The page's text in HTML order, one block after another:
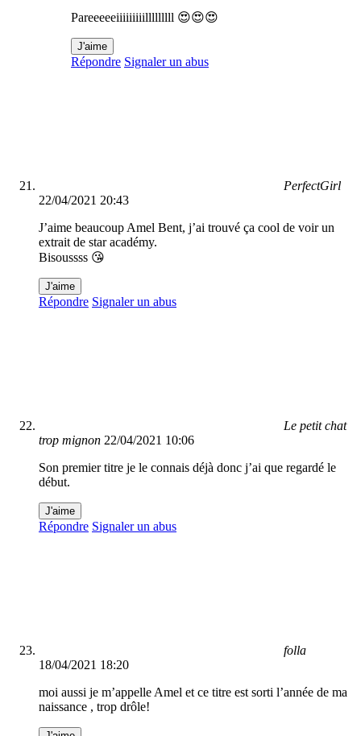
Pareeeeeiiiiiiiiilllllllll 😍😍😍
J'aime
Répondre Signaler un abus
PerfectGirl
22/04/2021 20:43
J’aime beaucoup Amel Bent, j’ai trouvé ça cool de voir un
extrait de star académy.
Bisoussss 😘
J'aime
Répondre Signaler un abus
Le petit chat
trop mignon 22/04/2021 10:06
Son premier titre je le connais déjà donc j’ai que regardé le
début.
J'aime
Répondre Signaler un abus
folla
18/04/2021 18:20
moi aussi je m’appelle Amel et ce titre est sorti l’année de ma
naissance , trop drôle!